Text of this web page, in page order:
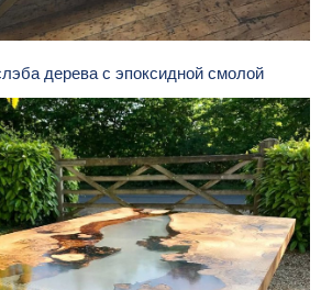
дерева с эпоксидной смолой